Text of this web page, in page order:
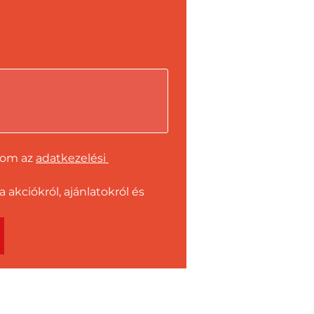
az adatkezelési
akciókról, ajánlatokról és